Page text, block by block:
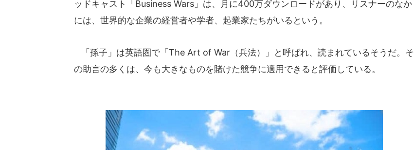
ッドキャスト「Business Wars」は、月に400万ダウンロードがあり、リスナーのなか
には、世界的な企業の経営者や学者、起業家たちがいるという。
「孫子」は英語圏で「The Art of War（兵法）」と呼ばれ、読まれているそうだ。そ
の助言の多くは、今も大きなものを賭けた競争に適用できると評価している。